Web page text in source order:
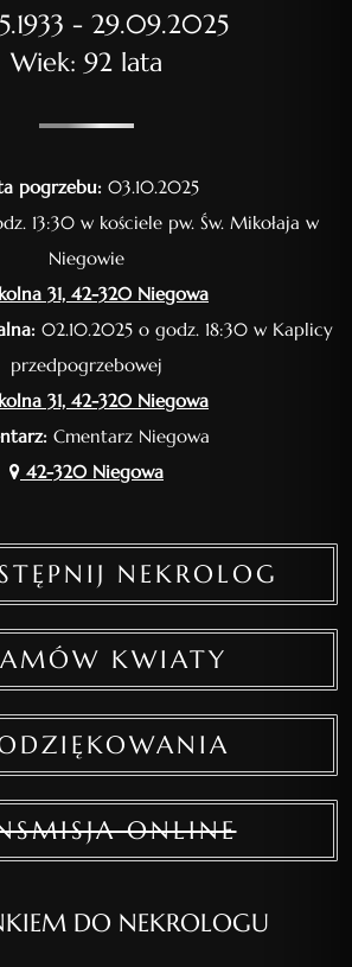
- 29.09.2025
Wiek: 92 lata
pogrzebu: 03.10.2025
13:30 w kościele pw. Św. Mikołaja w
Niegowie
31, 42-320 Niegowa
02.10.2025 o godz. 18:30 w Kaplicy
przedpogrzebowej
31, 42-320 Niegowa
Cmentarz Niegowa
42-320 Niegowa
NEKROLOG
KWIATY
ONLINE
DO NEKROLOGU